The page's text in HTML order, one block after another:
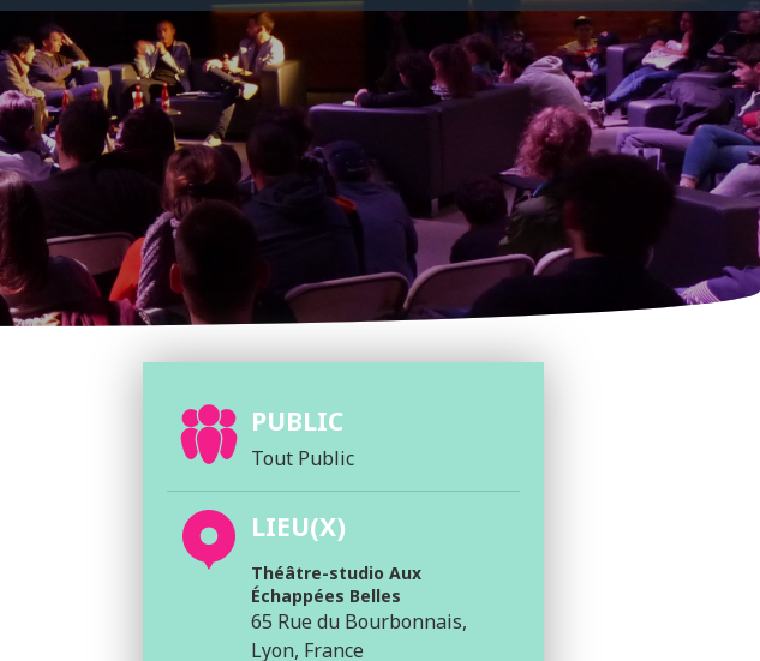
PUBLIC
Tout Public
LIEU(X)
Théâtre-studio Aux
Échappées Belles
65 Rue du Bourbonnais,
Lyon, France